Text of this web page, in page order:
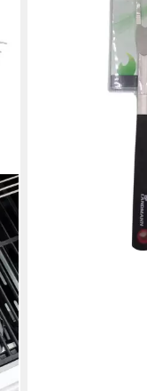
Barbecue Grills
lieferbar - in 5-6